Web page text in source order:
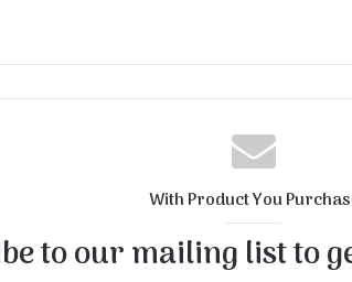
i
With Product You
to our mailing list to